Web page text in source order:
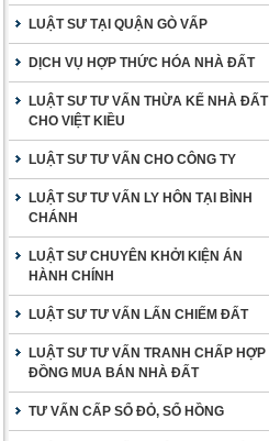
LUẬT SƯ TẠI QUẬN GÒ VẤP
DỊCH VỤ HỢP THỨC HÓA NHÀ ĐẤT
LUẬT SƯ TƯ VẤN THỪA KẾ NHÀ ĐẤT
CHO VIỆT KIỀU
LUẬT SƯ TƯ VẤN CHO CÔNG TY
LUẬT SƯ TƯ VẤN LY HÔN TẠI BÌNH
CHÁNH
LUẬT SƯ CHUYÊN KHỞI KIỆN ÁN
HÀNH CHÍNH
LUẬT SƯ TƯ VẤN LẤN CHIẾM ĐẤT
LUẬT SƯ TƯ VẤN TRANH CHẤP HỢP
ĐỒNG MUA BÁN NHÀ ĐẤT
TƯ VẤN CẤP SỔ ĐỎ, SỔ HỒNG